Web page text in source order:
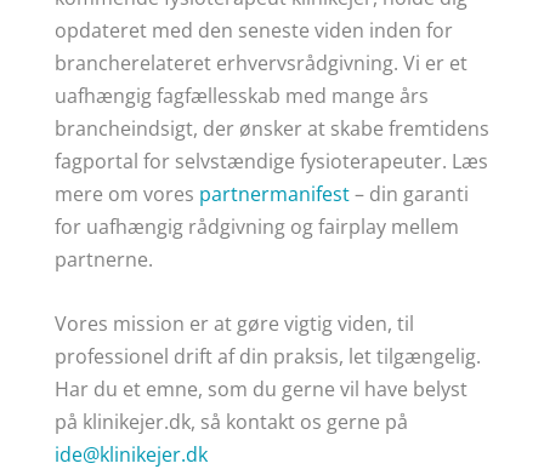
opdateret med den seneste viden inden for
brancherelateret erhvervsrådgivning. Vi er et
uafhængig fagfællesskab med mange års
brancheindsigt, der ønsker at skabe fremtidens
fagportal for selvstændige fysioterapeuter. Læs
mere om vores partnermanifest– din garanti
for uafhængig rådgivning og fairplay mellem
partnerne.
Vores mission er at gøre vigtig viden, til
professionel drift af din praksis, let tilgængelig.
Har du et emne, som du gerne vil have belyst
på klinikejer.dk, så kontakt os gerne på
ide@klinikejer.dk